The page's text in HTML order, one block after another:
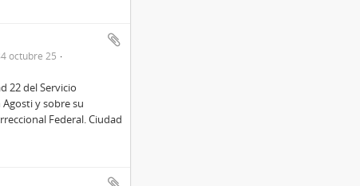
octubre 25
22 del Servicio
y sobre su
Federal. Ciudad